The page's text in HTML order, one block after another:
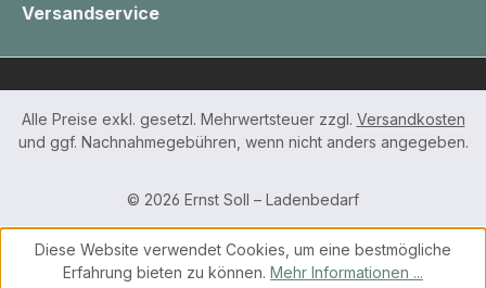
Versandservice
Alle Preise exkl. gesetzl. Mehrwertsteuer zzgl. Versandkosten
und ggf. Nachnahmegebühren, wenn nicht anders angegeben.
© 2026 Ernst Soll – Ladenbedarf
Diese Website verwendet Cookies, um eine bestmögliche
Erfahrung bieten zu können. Mehr Informationen ...